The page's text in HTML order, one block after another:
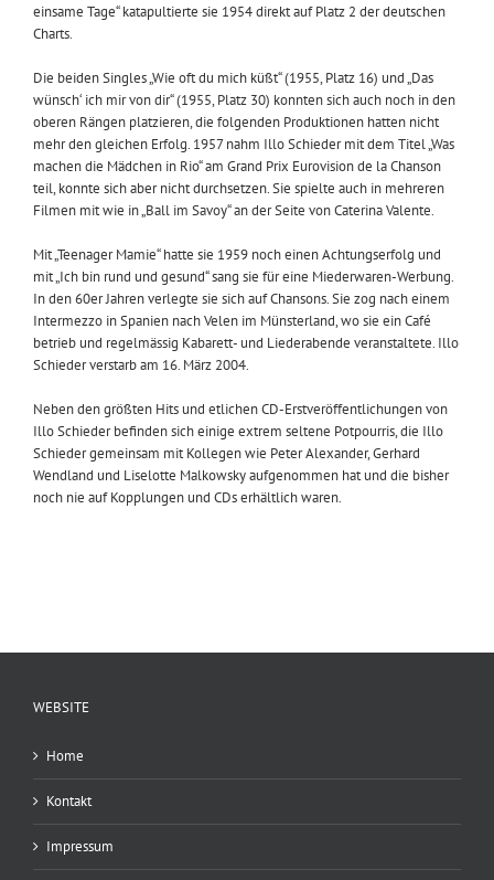
einsame Tage“ katapultierte sie 1954 direkt auf Platz 2 der deutschen
Charts.
Die beiden Singles „Wie oft du mich küßt“ (1955, Platz 16) und „Das
wünsch‘ ich mir von dir“ (1955, Platz 30) konnten sich auch noch in den
oberen Rängen platzieren, die folgenden Produktionen hatten nicht
mehr den gleichen Erfolg. 1957 nahm Illo Schieder mit dem Titel „Was
machen die Mädchen in Rio“ am Grand Prix Eurovision de la Chanson
teil, konnte sich aber nicht durchsetzen. Sie spielte auch in mehreren
Filmen mit wie in „Ball im Savoy“ an der Seite von Caterina Valente.
Mit „Teenager Mamie“ hatte sie 1959 noch einen Achtungserfolg und
mit „Ich bin rund und gesund“ sang sie für eine Miederwaren-Werbung.
In den 60er Jahren verlegte sie sich auf Chansons. Sie zog nach einem
Intermezzo in Spanien nach Velen im Münsterland, wo sie ein Café
betrieb und regelmässig Kabarett- und Liederabende veranstaltete. Illo
Schieder verstarb am 16. März 2004.
Neben den größten Hits und etlichen CD-Erstveröffentlichungen von
Illo Schieder befinden sich einige extrem seltene Potpourris, die Illo
Schieder gemeinsam mit Kollegen wie Peter Alexander, Gerhard
Wendland und Liselotte Malkowsky aufgenommen hat und die bisher
noch nie auf Kopplungen und CDs erhältlich waren.
WEBSITE
Home
Kontakt
Impressum